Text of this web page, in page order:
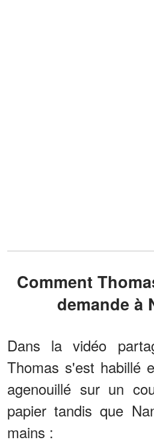
Comment Thomas a-t-il fait sa
demande à
Dans la vidéo
Thomas s'est habillé
agenouillé sur un
papier tandis que
mains :